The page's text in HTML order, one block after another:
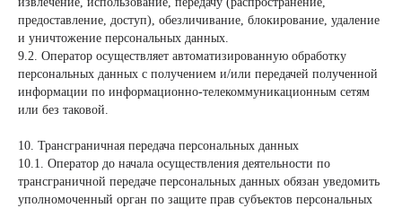
предоставление, доступ), обезличивание, блокирование, удаление
и уничтожение персональных данных.
9.2. Оператор осуществляет автоматизированную обработку
персональных данных с получением и/или передачей полученной
информации по информационно-телекоммуникационным сетям
или без таковой.
10. Трансграничная передача персональных данных
10.1. Оператор до начала осуществления деятельности по
трансграничной передаче персональных данных обязан уведомить
уполномоченный орган по защите прав субъектов персональных